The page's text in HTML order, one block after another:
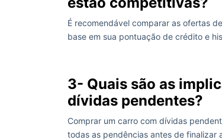
É recomendável comparar as ofertas
base em sua pontuação de crédito e
3- Quais são as
dívidas pendentes?
Comprar um carro com dívidas
todas as pendências antes de finalizar